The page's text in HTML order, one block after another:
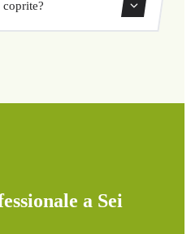
sistema di prenotazione.
a Sei